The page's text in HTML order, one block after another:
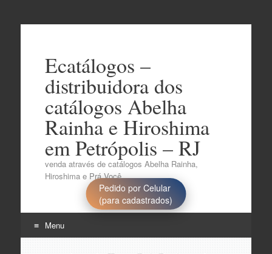
Pedido por Celular
(para cadastrados)
Ecatálogos –
distribuidora dos
catálogos Abelha
Rainha e Hiroshima
em Petrópolis – RJ
venda através de catálogos Abelha Rainha,
Hiroshima e Prá Você..
Menu